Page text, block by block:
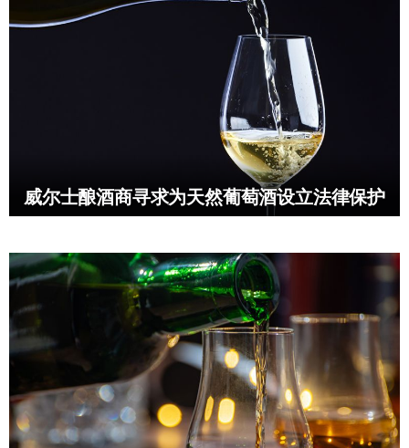
威尔士酿酒商寻求为天然葡萄酒设立法律保护